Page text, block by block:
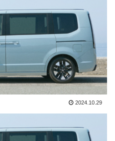
2024.10.29